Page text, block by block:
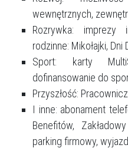
wewnętrznych,
Rozrywka: imprezy
rodzinne: Mikołajki,
Sport: karty
dofinansowanie do
Przyszłość:
I inne: abonament
Benefitów,
parking firmowy,